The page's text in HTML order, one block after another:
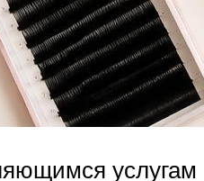
услугам